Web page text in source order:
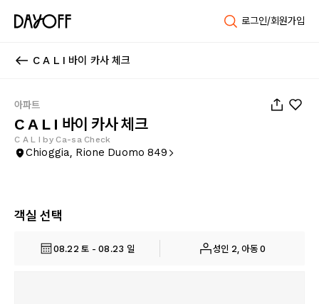
로그인/회원가입
C A L I 바이 카사 체크
아파트
C A L I 바이 카사 체크
C A L I by Ca-sa Check
Chioggia, Rione Duomo 849
객실 선택
08.22 토 - 08.23 일 성인 2, 아동 0